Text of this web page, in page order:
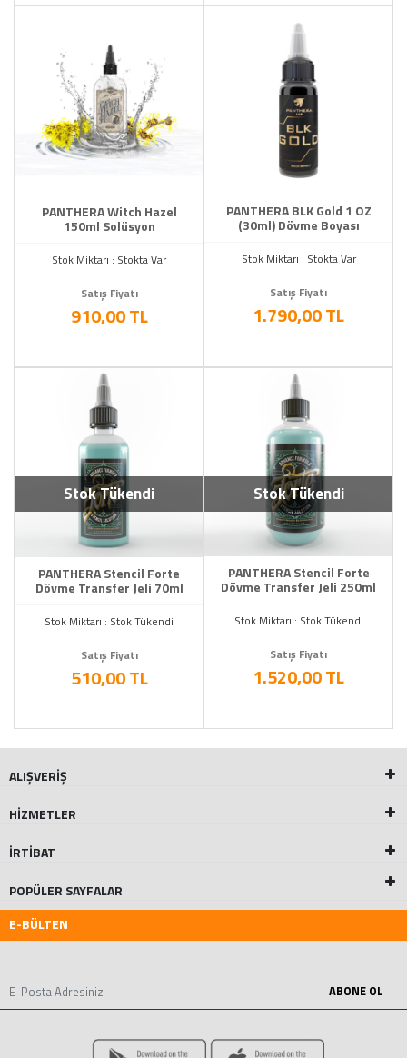
PANTHERA Witch Hazel
150ml Solüsyon
Stok Miktarı : Stokta Var
Satış Fiyatı
910,00 TL
PANTHERA BLK Gold 1 OZ
(30ml) Dövme Boyası
Stok Miktarı : Stokta Var
Satış Fiyatı
1.790,00 TL
Stok Tükendi
PANTHERA Stencil Forte
Dövme Transfer Jeli 70ml
Stok Miktarı : Stok Tükendi
Satış Fiyatı
510,00 TL
Stok Tükendi
PANTHERA Stencil Forte
Dövme Transfer Jeli 250ml
Stok Miktarı : Stok Tükendi
Satış Fiyatı
1.520,00 TL
ALIŞVERİŞ
HİZMETLER
İRTİBAT
POPÜLER SAYFALAR
E-BÜLTEN
ABONE OL